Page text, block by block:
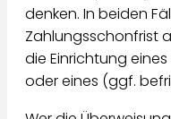
denken. In beiden
Zahlungsschonfrist
die Einrichtung
oder eines (ggf.